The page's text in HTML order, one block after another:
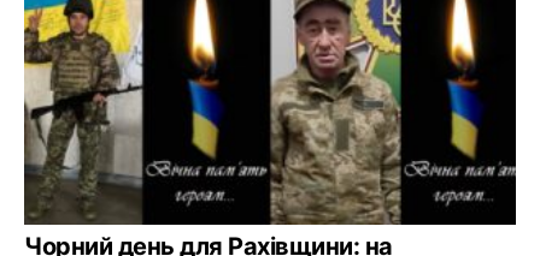
Чорний день для Рахівщини: на